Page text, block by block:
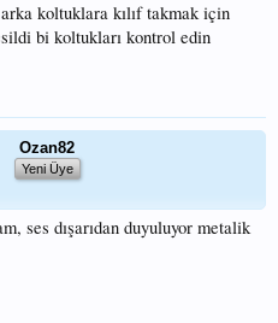
koltuklara kılıf takmak için
bi koltukları kontrol edin
Ozan82
Yeni Üye
ses dışarıdan duyuluyor metalik